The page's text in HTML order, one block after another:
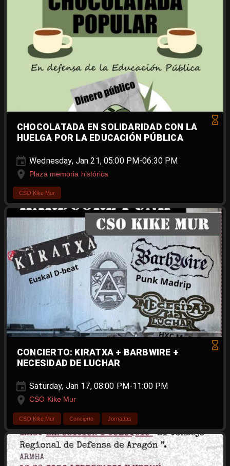
CHOCOLATADA EN SOLIDARIDAD CON LA
HUELGA POR LA EDUCACIÓN PÚBLICA
Wednesday, Jan 21, 05:00 PM-06:30 PM
Plaza memoria histórica
CSO Kike Mur
CONCIERTO: KIRATXA + BARBWIRE +
NECESIDAD DE LUCHAR
Saturday, Jan 17, 08:00 PM-11:00 PM
CSO Kike Mur
CSO Kike Mur Concierto Jornadas